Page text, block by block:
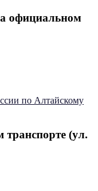
официальном
по Алтайскому
транспорте (ул.